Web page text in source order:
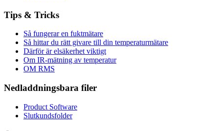
Tips & Tricks
Så fungerar en fuktmätare
Så hittar du rätt givare till din temperaturmätare
Därför är elsäkerhet viktigt
Om IR-mätning av temperatur
OM RMS
Nedladdningsbara filer
Product Software
Slutkundsfolder